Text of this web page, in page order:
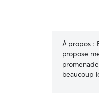
À propos :
propose
promenade
beaucoup